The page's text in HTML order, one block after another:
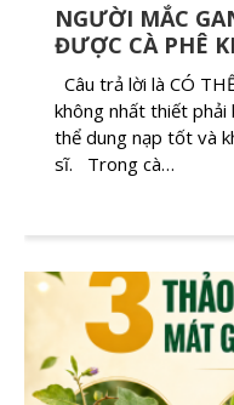
NGƯỜI MẮC
ĐƯỢC CÀ PHÊ
Câu trả lời là CÓ
không nhất thiết phải
thể dung nạp tốt và
sĩ. Trong cà…